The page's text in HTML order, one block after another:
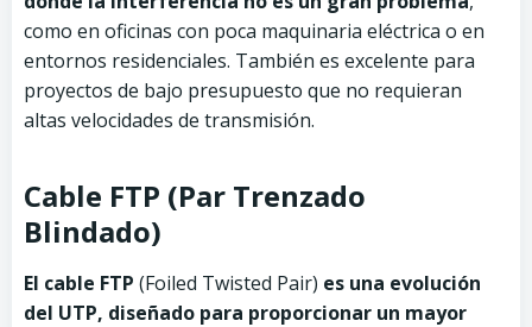
como en oficinas con poca maquinaria eléctrica o en
entornos residenciales. También es excelente para
proyectos de bajo presupuesto que no requieran
altas velocidades de transmisión.
Cable FTP (Par Trenzado
Blindado)
El cable FTP (Foiled Twisted Pair) es una evolución
del UTP, diseñado para proporcionar un mayor